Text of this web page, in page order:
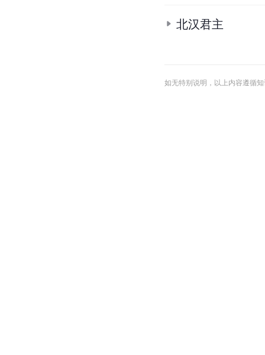
北汉君主
如无特别说明，以上内容遵循